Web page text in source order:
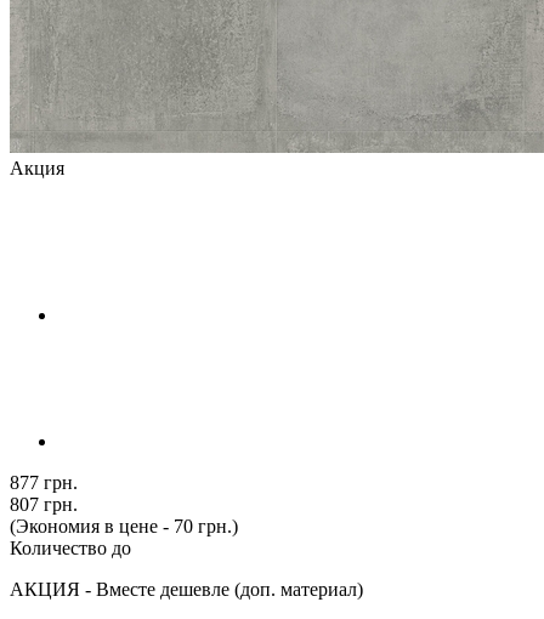
Акция
877 грн.
807 грн.
(Экономия в цене - 70 грн.)
Количество до
АКЦИЯ - Вместе дешевле (доп. материал)